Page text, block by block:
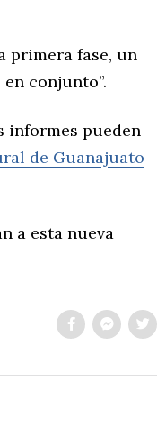
primera fase, un
conjunto”.
informes pueden
de Guanajuato
a esta nueva